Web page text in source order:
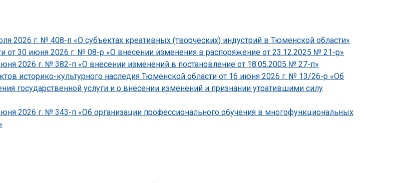
2026 г. № 408-п «О субъектах креативных (творческих) индустрий в Тюменской области»
от 30 июня 2026 г. № 08-р «О внесении изменения в распоряжение от 23.12.2025 № 21-р»
2026 г. № 382-п «О внесении изменений в постановление от 18.05.2005 № 27-п»
историко-культурного наследия Тюменской области от 16 июня 2026 г. № 13/26-р «Об
государственной услуги и о внесении изменений и признании утратившими силу
2026 г. № 343-п «Об организации профессионального обучения в многофункциональных